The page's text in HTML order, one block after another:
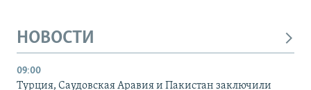
НОВОСТИ
09:00
Турция, Саудовская Аравия и Пакистан заключили